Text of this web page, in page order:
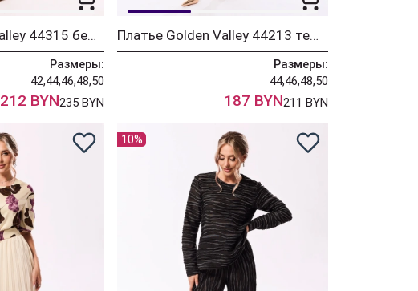
Платье Golden Valley 44315 бежевый
Размеры:
42,44,46,48,50
212 BYN235 BYN
Платье Golden Valley 44213 темно-зеленый
Размеры:
44,46,48,50
187 BYN211 BYN
10%